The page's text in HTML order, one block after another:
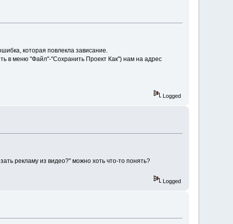
которая повлекла зависание.
в меню "Файл"-"Сохранить Проект Как") нам на адрес
Logged
рекламу из видео?" можно хоть что-то понять?
Logged